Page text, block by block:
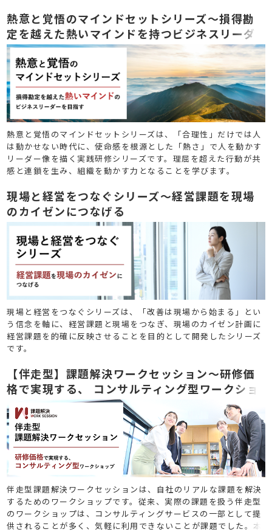
熱意と覚悟のマインドセットシリーズ～損得勘
定を越えた熱いマインドを持つビジネスリーダ
ーを目指す
熱意と覚悟のマインドセットシリーズは、「合理性」だけでは人
は動かせない時代に、使命感を根源とした「熱さ」で人を動かす
リーダー像を描く実践研修シリーズです。理屈を超えた行動が共
感と連鎖を生み、組織を動かす力となることを学びます。
現場と経営をつなぐシリーズ～経営課題を現場
のカイゼンにつなげる
現場と経営をつなぐシリーズは、「改善は現場から始まる」とい
う信念を軸に、経営課題と現場をつなぎ、現場のカイゼン計画に
経営課題を的確に反映させることを目的として開発したシリーズ
です。
【伴走型】課題解決ワークセッション～研修価
格で実現する、 コンサルティング型ワークショ
ップ
伴走型課題解決ワークセッションは、自社のリアルな課題を解決
するためのワークショップです。従来、実際の課題を扱う伴走型
のワークショップは、コンサルティングサービスの一部として提
供されることが多く、気軽に利用できないことが課題でした。本